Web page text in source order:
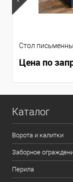
Стол
Цена по
Каталог
Ворота и калитки
Заборное
Перила